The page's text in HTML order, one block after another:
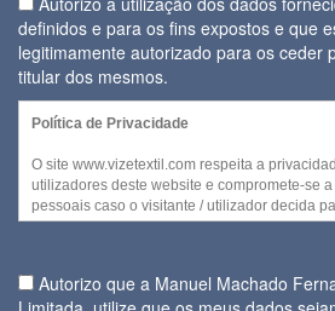
definidos e para os fins expostos e que
legitimamente autorizado para os ceder
titular dos mesmos.
Política de Privacidade
O site www.vizetextil.com respeita a
utilizadores deste website e compromete-se
pessoais caso o visitante / utilizador decida
/ ou funcionalidades deste website podem
No entanto, quando for necessária a recolha
Autorizo que a Manuel Machado